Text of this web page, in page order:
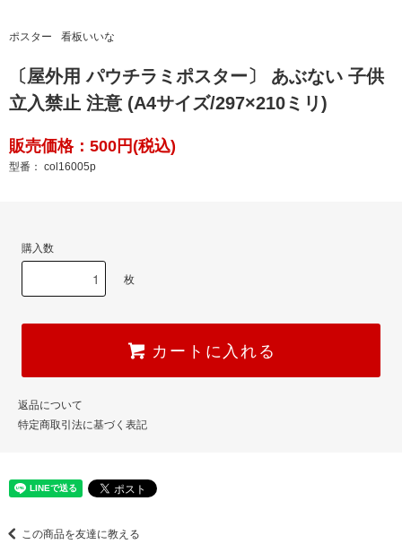
ポスター 看板いいな
〔屋外用 パウチラミポスター〕 あぶない 子供
立入禁止 注意 (A4サイズ/297×210ミリ)
販売価格：500円(税込)
型番： col16005p
購入数
枚
カートに入れる
返品について
特定商取引法に基づく表記
この商品を友達に教える